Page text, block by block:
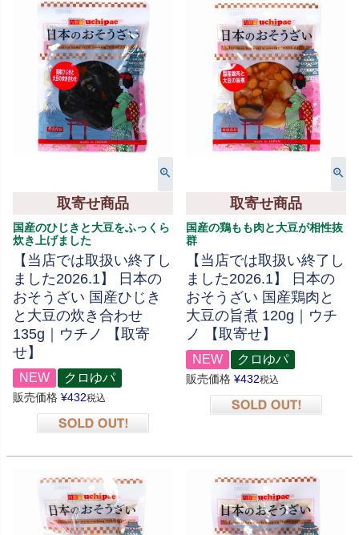
取寄せ商品
国産のひじきと大豆をふっくら
炊き上げました
【当店では取扱い終了し
ました2026.1】 日本の
おそうざい 国産ひじき
と大豆の炊き合わせ
135g｜ウチノ 【取寄
せ】
NEW クロゆパ
販売価格 ¥432税込
取寄せ商品
国産の鶏もも肉と大豆が相性抜
群
【当店では取扱い終了し
ました2026.1】 日本の
おそうざい 国産鶏肉と
大豆の旨煮 120g｜ウチ
ノ 【取寄せ】
NEW クロゆパ
販売価格 ¥432税込